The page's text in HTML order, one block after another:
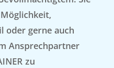
oder gerne auch
Ansprechpartner
zu